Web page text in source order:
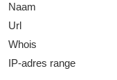
Naam
Url
Whois
IP-adres range